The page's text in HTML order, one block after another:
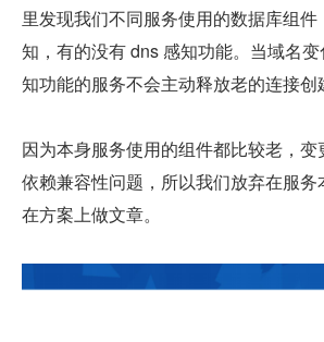
里发现我们不同服务使用的数据库组
知，有的没有 dns 感知功能。当域名
知功能的服务不会主动释放老的连接创
因为本身服务使用的组件都比较老，
依赖兼容性问题，所以我们放弃在服
在方案上做文章。